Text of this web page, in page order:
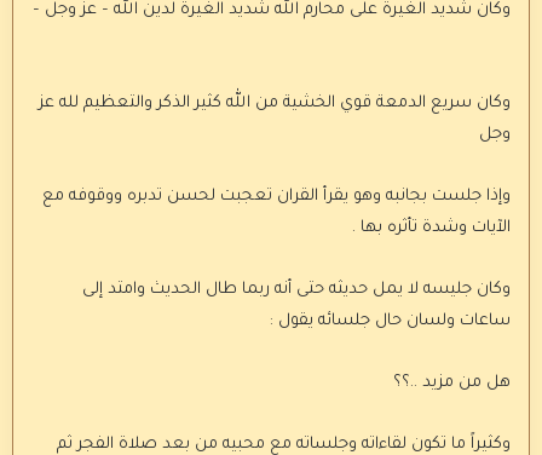
وكان شديد الغيرة على محارم الله شديد الغيرة لدين الله – عز وجل –
وكان سريع الدمعة قوي الخشية من الله كثير الذكر والتعظيم لله عز
وجل
وإذا جلست بجانبه وهو يقرأ القران تعجبت لحسن تدبره ووقوفه مع
الآيات وشدة تأثره بها .
وكان جليسه لا يمل حديثه حتى أنه ربما طال الحديث وامتد إلى
ساعات ولسان حال جلسائه يقول :
هل من مزيد ..؟؟
وكثيراً ما تكون لقاءاته وجلساته مع محبيه من بعد صلاة الفجر ثم